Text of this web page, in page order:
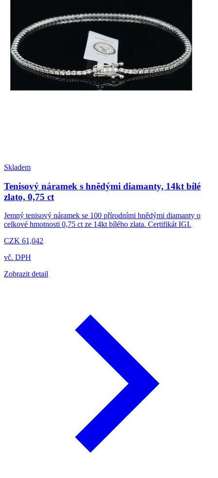
Skladem
Tenisový náramek s hnědými diamanty, 14kt bílé
zlato, 0,75 ct
Jemný tenisový náramek se 100 přírodními hnědými diamanty o
celkové hmotnosti 0,75 ct ze 14kt bílého zlata. Certifikát IGI.
CZK 61,042
vč. DPH
Zobrazit detail